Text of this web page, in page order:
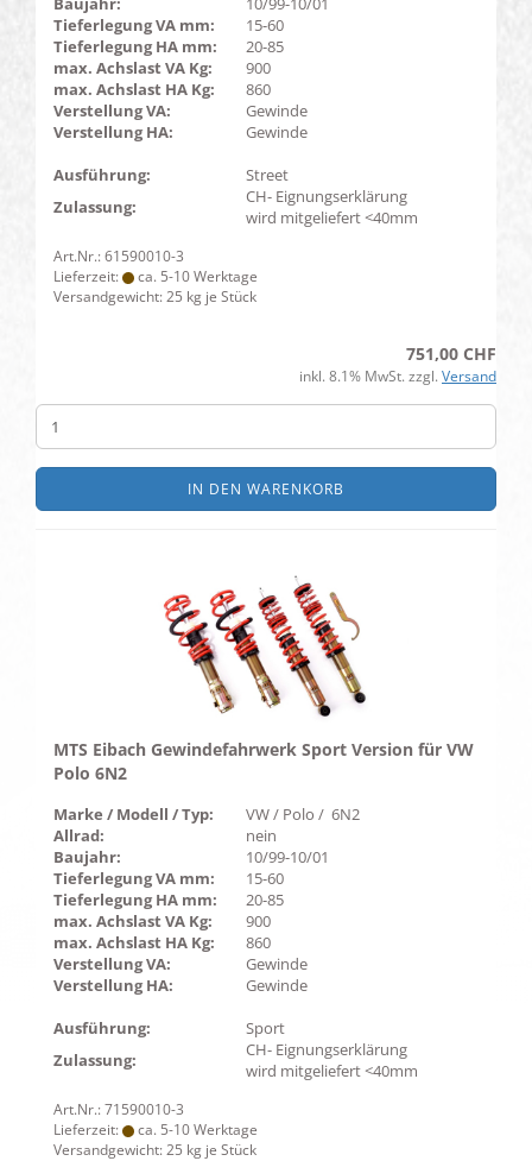
Tieferlegung VA mm:
15-60
Tieferlegung HA mm:
20-85
max. Achslast VA Kg:
900
max. Achslast HA Kg:
860
Verstellung VA:
Gewinde
Verstellung HA:
Gewinde
Ausführung:
Street
Zulassung:
CH- Eignungserklärung
wird mitgeliefert <40mm
Art.Nr.: 61590010-3
Lieferzeit:
ca. 5-10 Werktage
Versandgewicht:25 kg je Stück
751,00 CHF
inkl. 8.1% MwSt. zzgl. Versand
IN DEN WARENKORB
MTS Eibach Gewindefahrwerk Sport Version für VW
Polo 6N2
Marke / Modell / Typ:
VW / Polo / 6N2
Allrad:
nein
Baujahr:
10/99-10/01
Tieferlegung VA mm:
15-60
Tieferlegung HA mm:
20-85
max. Achslast VA Kg:
900
max. Achslast HA Kg:
860
Verstellung VA:
Gewinde
Verstellung HA:
Gewinde
Ausführung:
Sport
Zulassung:
CH- Eignungserklärung
wird mitgeliefert <40mm
Art.Nr.: 71590010-3
Lieferzeit:
ca. 5-10 Werktage
Versandgewicht:25 kg je Stück